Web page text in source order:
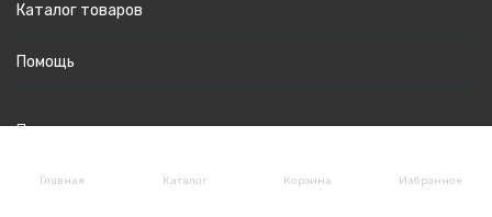
Главная Каталог Корзина Избранное
Каталог товаров
Помощь
Политика персональных данных